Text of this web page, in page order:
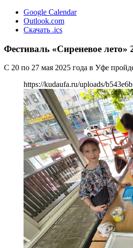
Google Calendar
Outlook.com
Скачать .ics
Фестиваль «Сиреневое лето»
С 20 по 27 мая 2025 года в Уфе
https://kudaufa.ru/uploads/